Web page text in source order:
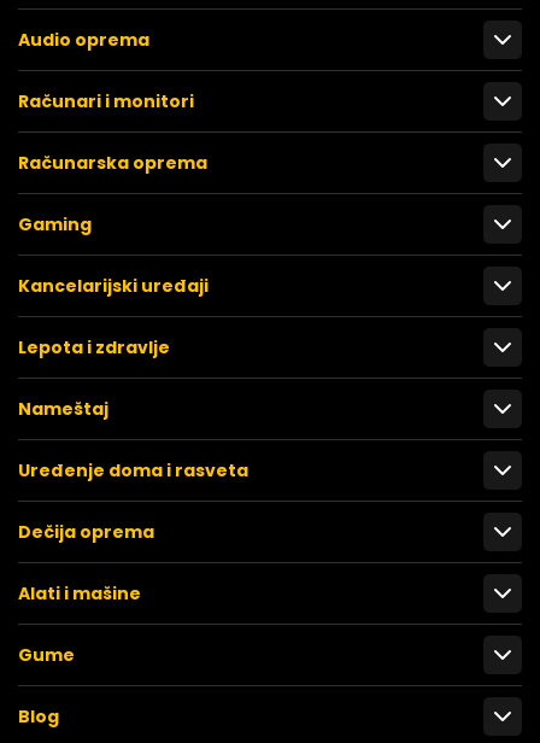
Audio oprema
Računari i monitori
Računarska oprema
Gaming
Kancelarijski uređaji
Lepota i zdravlje
Nameštaj
Uređenje doma i rasveta
Dečija oprema
Alati i mašine
Gume
Blog